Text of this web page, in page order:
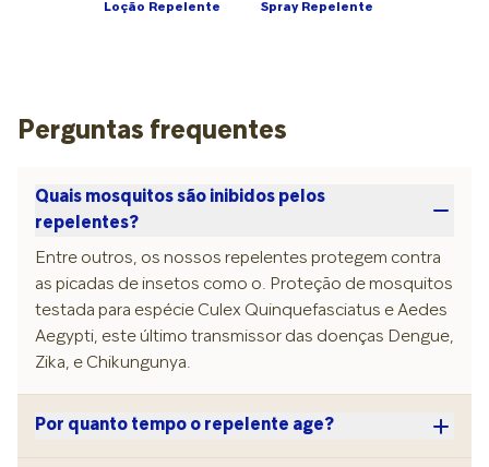
Loção Repelente Spray Repelente
Perguntas frequentes
Quais mosquitos são inibidos pelos
repelentes?
Entre outros, os nossos repelentes protegem contra
as picadas de insetos como o. Proteção de mosquitos
testada para espécie Culex Quinquefasciatus e Aedes
Aegypti, este último transmissor das doenças Dengue,
Zika, e Chikungunya.
Por quanto tempo o repelente age?